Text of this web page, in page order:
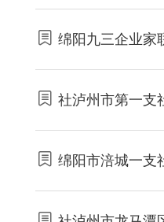
绵阳九三企业家
社泸州市第一支
绵阳市涪城一支